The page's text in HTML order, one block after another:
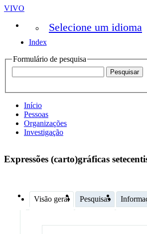
VIVO
Selecione um idioma
Index
Formulário de pesquisa
Início
Pessoas
Organizações
Investigação
Expressões (carto)gráficas
Visão geral Pesquisas